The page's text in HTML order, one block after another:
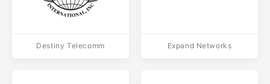
Destiny Telecomm Expand Networks